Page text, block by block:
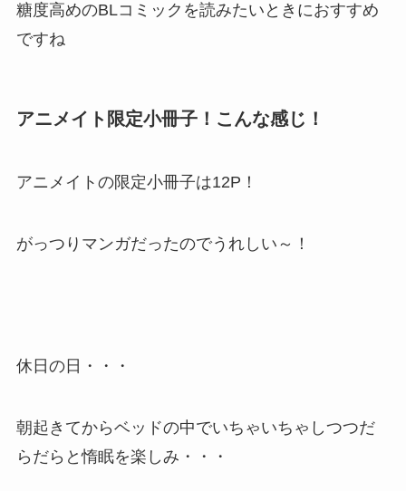
糖度高めのBLコミックを読みたいときにおすすめ
ですね
アニメイト限定小冊子！こんな感じ！
アニメイトの限定小冊子は12P！
がっつりマンガだったのでうれしい～！
休日の日・・・
朝起きてからベッドの中でいちゃいちゃしつつだ
らだらと惰眠を楽しみ・・・